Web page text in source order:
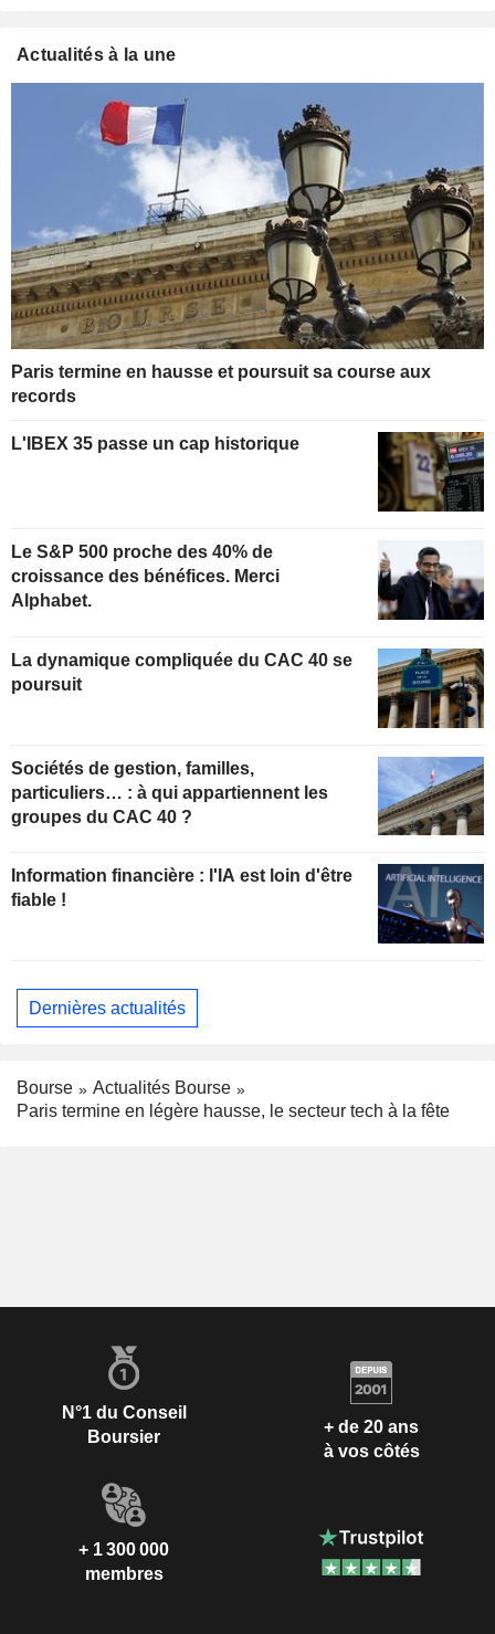
Actualités à la une
Paris termine en hausse et poursuit sa course aux
records
L'IBEX 35 passe un cap historique
Le S&P 500 proche des 40% de
croissance des bénéfices. Merci
Alphabet.
La dynamique compliquée du CAC 40 se
poursuit
Sociétés de gestion, familles,
particuliers… : à qui appartiennent les
groupes du CAC 40 ?
Information financière : l'IA est loin d'être
fiable !
Dernières actualités
Bourse
Actualités Bourse
Paris termine en légère hausse, le secteur tech à la fête
N°1 du Conseil
Boursier
+ de 20 ans
à vos côtés
+ 1 300 000
membres